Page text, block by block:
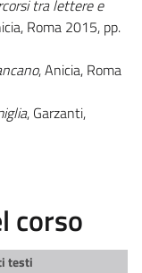
tra lettere e
Roma 2015, pp.
, Anicia, Roma
, Garzanti,
corso
testi